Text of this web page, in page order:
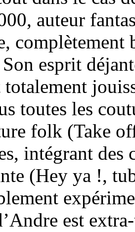
auteur
complètement
esprit
totalement
toutes les
folk (Take
intégrant
(Hey ya !,
est